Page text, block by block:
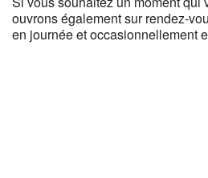
ouvrons également sur rendez-
en journée et occasionnellement